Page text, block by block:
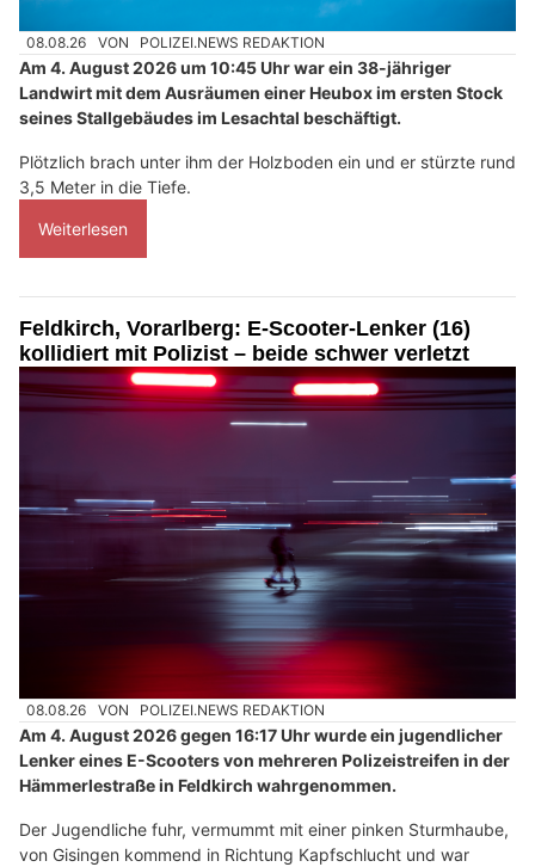
08.08.26 VON POLIZEI.NEWS REDAKTION
Am 4. August 2026 um 10:45 Uhr war ein 38-jähriger
Landwirt mit dem Ausräumen einer Heubox im ersten Stock
seines Stallgebäudes im Lesachtal beschäftigt.
Plötzlich brach unter ihm der Holzboden ein und er stürzte rund
3,5 Meter in die Tiefe.
Weiterlesen
Feldkirch, Vorarlberg: E-Scooter-Lenker (16)
kollidiert mit Polizist – beide schwer verletzt
08.08.26 VON POLIZEI.NEWS REDAKTION
Am 4. August 2026 gegen 16:17 Uhr wurde ein jugendlicher
Lenker eines E-Scooters von mehreren Polizeistreifen in der
Hämmerlestraße in Feldkirch wahrgenommen.
Der Jugendliche fuhr, vermummt mit einer pinken Sturmhaube,
von Gisingen kommend in Richtung Kapfschlucht und war